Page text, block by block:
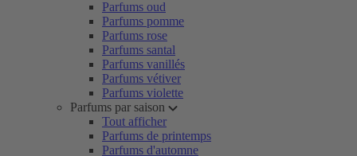
Parfums oud
Parfums pomme
Parfums rose
Parfums santal
Parfums vanillés
Parfums vétiver
Parfums violette
Parfums par saison
Tout afficher
Parfums de printemps
Parfums d'automne